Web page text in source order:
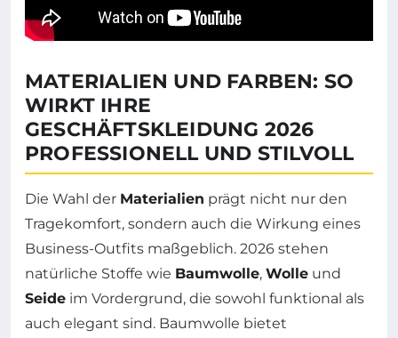
MATERIALIEN UND FARBEN: SO
WIRKT IHRE
GESCHÄFTSKLEIDUNG 2026
PROFESSIONELL UND STILVOLL
Die Wahl der Materialien prägt nicht nur den
Tragekomfort, sondern auch die Wirkung eines
Business-Outfits maßgeblich. 2026 stehen
natürliche Stoffe wie Baumwolle, Wolle und
Seide im Vordergrund, die sowohl funktional als
auch elegant sind. Baumwolle bietet